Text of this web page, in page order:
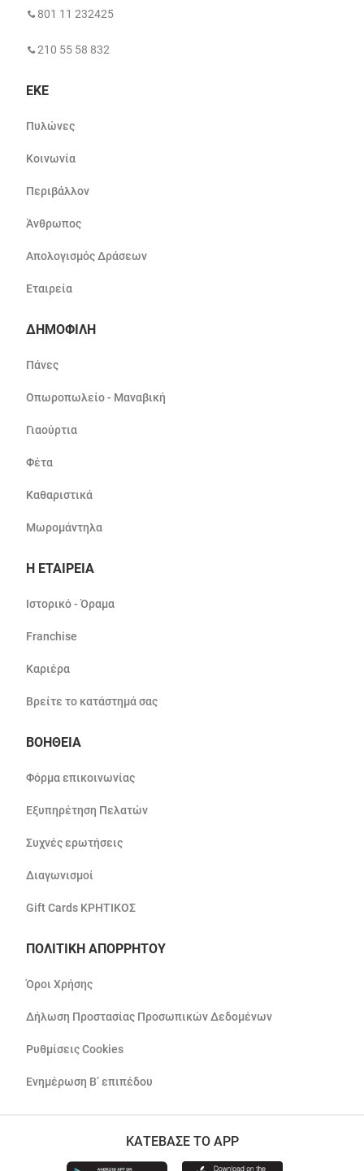
801 11 232425
210 55 58 832
ΕΚΕ
Πυλώνες
Κοινωνία
Περιβάλλον
Άνθρωπος
Απολογισμός Δράσεων
Εταιρεία
ΔΗΜΟΦΙΛΗ
Πάνες
Οπωροπωλείο - Μαναβική
Γιαούρτια
Φέτα
Καθαριστικά
Μωρομάντηλα
Η ΕΤΑΙΡΕΙΑ
Ιστορικό - Όραμα
Franchise
Καριέρα
Βρείτε το κατάστημά σας
ΒΟΗΘΕΙΑ
Φόρμα επικοινωνίας
Εξυπηρέτηση Πελατών
Συχνές ερωτήσεις
Διαγωνισμοί
Gift Cards ΚΡΗΤΙΚΟΣ
ΠΟΛΙΤΙΚΗ ΑΠΟΡΡΗΤΟΥ
Όροι Χρήσης
Δήλωση Προστασίας Προσωπικών Δεδομένων
Ρυθμίσεις Cookies
Ενημέρωση Β’ επιπέδου
ΚΑΤΕΒΑΣΕ ΤΟ APP